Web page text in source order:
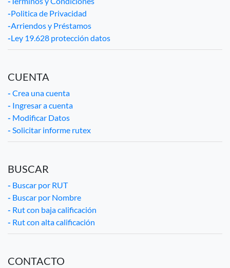
-Politica de Privacidad
-Arriendos y Préstamos
-Ley 19.628 protección datos
CUENTA
- Crea una cuenta
- Ingresar a cuenta
- Modificar Datos
- Solicitar informe rutex
BUSCAR
- Buscar por RUT
- Buscar por Nombre
- Rut con baja calificación
- Rut con alta calificación
CONTACTO